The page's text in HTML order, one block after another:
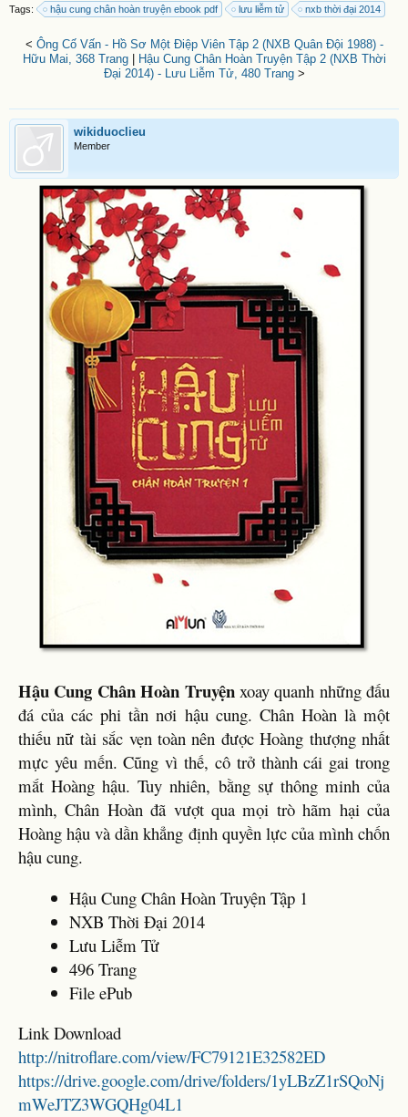
Tags: hậu cung chân hoàn truyện ebook pdf lưu liễm tử nxb thời đại 2014
< Ông Cố Vấn - Hồ Sơ Một Điệp Viên Tập 2 (NXB Quân Đội 1988) -
Hữu Mai, 368 Trang|
Hậu Cung Chân Hoàn Truyện Tập 2 (NXB Thời
Đại 2014) - Lưu Liễm Tử, 480 Trang>
wikiduoclieu
Member
Hậu Cung Chân Hoàn Truyệnxoay quanh những đấu
đá của các phi tần nơi hậu cung. Chân Hoàn là một
thiếu nữ tài sắc vẹn toàn nên được Hoàng thượng nhất
mực yêu mến. Cũng vì thế, cô trở thành cái gai trong
mắt Hoàng hậu. Tuy nhiên, bằng sự thông minh của
mình, Chân Hoàn đã vượt qua mọi trò hãm hại của
Hoàng hậu và dần khẳng định quyền lực của mình chốn
hậu cung.
Hậu Cung Chân Hoàn Truyện Tập 1
NXB Thời Đại 2014
Lưu Liễm Tử
496 Trang
File ePub
Link Download
http://nitroflare.com/view/FC79121E32582ED
https://drive.google.com/drive/folders/1yLBzZ1rSQoNj
mWeJTZ3WGQHg04L1